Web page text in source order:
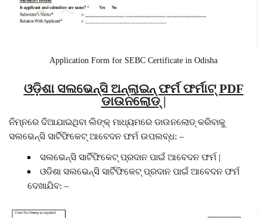
Application Form for SEBC Certificate in Odisha
ଓଡ଼ିଶା ସଲଭେନ୍ସି ଅନ୍ଲାଇନ୍ ଫର୍ମ ଫର୍ମାଟ୍ PDF
ଡାଉନଲୋଡ୍ |
ନିମ୍ନରେ ଦିଆଯାଇଥିବା ଲିଙ୍କ୍ ମାଧ୍ୟମରେ ଡାଉନଲୋଡ୍ କରିବାକୁ
ସଲଭେନ୍ସି ସାର୍ଟିଫିକେଟ୍ ଆବେଦନ ଫର୍ମ ଉପଲବ୍ଧ: –
ସଲଭେନ୍ସି ସାର୍ଟିଫିକେଟ୍ ପ୍ରଦାନ ପାଇଁ ଆବେଦନ ଫର୍ମ |
ଓଡିଶା ସଲଭେନ୍ସି ସାର୍ଟିଫିକେଟ୍ ପ୍ରଦାନ ପାଇଁ ଆବେଦନ ଫର୍ମ
ଦେଖାଯିବ: –